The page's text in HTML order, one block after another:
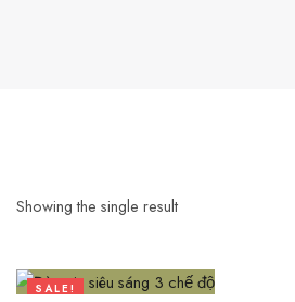
Showing the single result
SALE!